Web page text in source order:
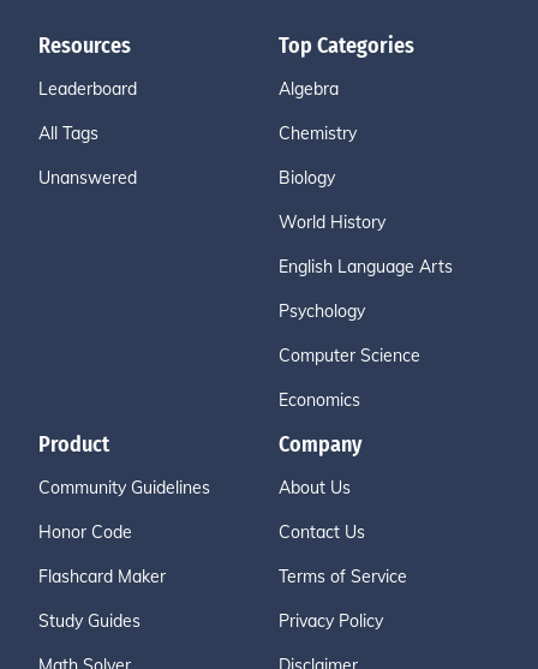
Resources
Leaderboard
All Tags
Unanswered
Top Categories
Algebra
Chemistry
Biology
World History
English Language Arts
Psychology
Computer Science
Economics
Product
Community Guidelines
Honor Code
Flashcard Maker
Study Guides
Company
About Us
Contact Us
Terms of Service
Privacy Policy